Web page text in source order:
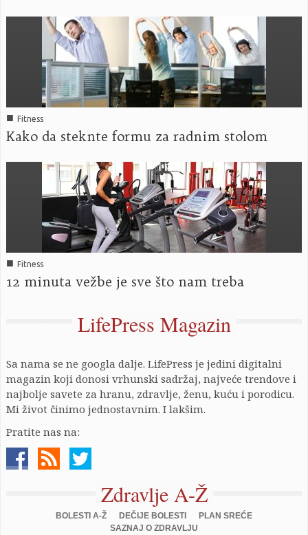
■ Fitness
Kako da steknte formu za radnim stolom
■ Fitness
12 minuta vežbe je sve što nam treba
LifePress Magazin
Sa nama se ne googla dalje. LifePress je jedini digitalni
magazin koji donosi vrhunski sadržaj, najveće trendove i
najbolje savete za hranu, zdravlje, ženu, kuću i porodicu.
Mi život činimo jednostavnim. I lakšim.
Pratite nas na:
Zdravlje A-Ž
BOLESTI A-Ž DEČIJE BOLESTI
PLAN SREĆE
SAZNAJ O ZDRAVLJU